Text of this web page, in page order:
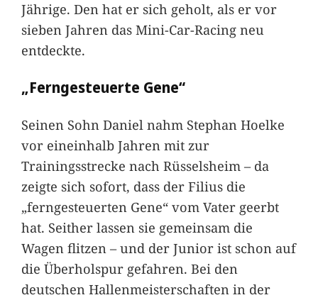
Jährige. Den hat er sich geholt, als er vor
sieben Jahren das Mini-Car-Racing neu
entdeckte.
„Ferngesteuerte Gene“
Seinen Sohn Daniel nahm Stephan Hoelke
vor eineinhalb Jahren mit zur
Trainingsstrecke nach Rüsselsheim – da
zeigte sich sofort, dass der Filius die
„ferngesteuerten Gene“ vom Vater geerbt
hat. Seither lassen sie gemeinsam die
Wagen flitzen – und der Junior ist schon auf
die Überholspur gefahren. Bei den
deutschen Hallenmeisterschaften in der